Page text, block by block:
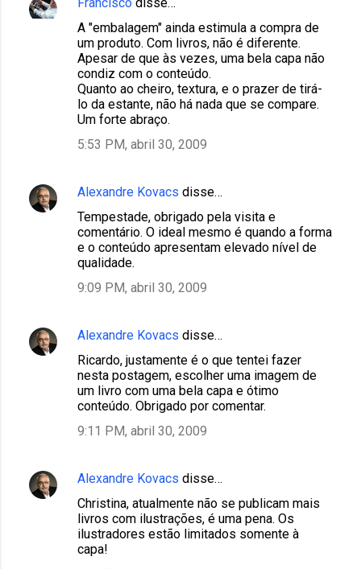
A "embalagem" ainda estimula a compra de
um produto. Com livros, não é diferente.
Apesar de que às vezes, uma bela capa não
condiz com o conteúdo.
Quanto ao cheiro, textura, e o prazer de tirá-
lo da estante, não há nada que se compare.
Um forte abraço.
5:53 PM, abril 30, 2009
Alexandre Kovacs disse…
Tempestade, obrigado pela visita e
comentário. O ideal mesmo é quando a forma
e o conteúdo apresentam elevado nível de
qualidade.
9:09 PM, abril 30, 2009
Alexandre Kovacs disse…
Ricardo, justamente é o que tentei fazer
nesta postagem, escolher uma imagem de
um livro com uma bela capa e ótimo
conteúdo. Obrigado por comentar.
9:11 PM, abril 30, 2009
Alexandre Kovacs disse…
Christina, atualmente não se publicam mais
livros com ilustrações, é uma pena. Os
ilustradores estão limitados somente à
capa!